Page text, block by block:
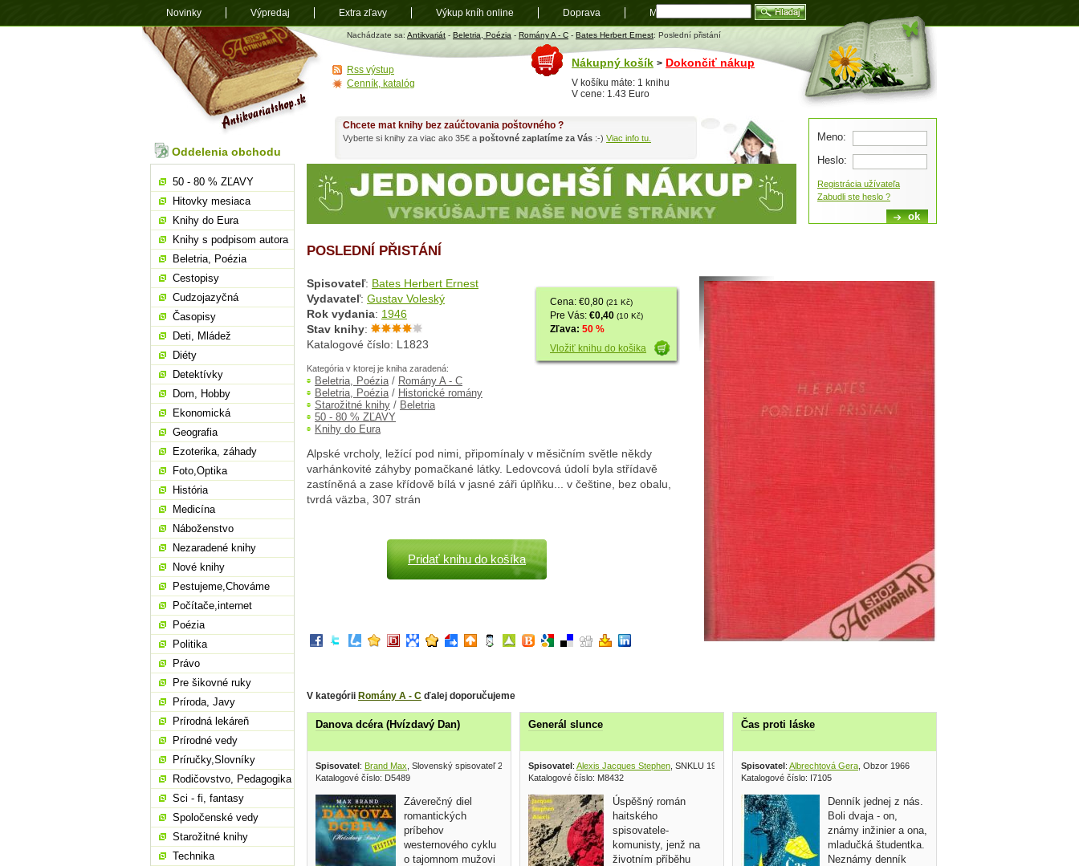
Antikvariát
shop.sk
Nachádzate sa: Antikvariát - Beletria, Poézia - Romány A - C - Bates Herbert Ernest: Poslední přistání
POSLEDNÍ PŘISTÁNÍ
Cena: €0,80 (21 Kč)
Pre Vás: €0,40 (10 Kč)
Zľava: 50 %
Vložiť knihu do košika
Spisovateľ: Bates Herbert Ernest
Vydavateľ: Gustav Voleský
Rok vydania: 1946
Stav knihy:
Katalogové číslo: L1823
Kategória v ktorej je kniha zaradená:
Beletria, Poézia/ Romány A - C
Beletria, Poézia/ Historické romány
Starožitné knihy / Beletria
50 - 80 % ZĽAVY
Knihy do Eura
Alpské vrcholy, ležící pod nimi, připomínaly v měsičním světle někdy
varhánkovité záhyby pomačkané látky. Ledovcová údolí byla střídavě
zastíněná a zase křídově bílá v jasné záři úplňku... v češtine, bez obalu,
tvrdá väzba, 307 strán
Pridať knihu do košíka
V kategórii Romány A - C ďalej doporučujeme
Danova dcéra (Hvízdavý Dan)
Spisovatel: Brand Max , Slovenský spisovateľ 2000
Katalogové číslo: D5489
Záverečný diel
romantických
príbehov
westernového cyklu
o tajomnom mužovi
Generál slunce
Spisovatel: Alexis Jacques Stephen , SNKLU 1963
Katalogové číslo: M8432
Úspěšný román
haitského
spisovatele-
komunisty, jenž na
životním příběhu
Čas proti láske
Spisovatel: Albrechtová Gera , Obzor 1966
Katalogové číslo: I7105
Denník jednej z nás.
Boli dvaja - on,
známy inžinier a ona,
mladučká študentka.
Neznámy denník
Chcete mat knihy bez zaúčtovania poštovného ?
Vyberte si knihy za viac ako 35€ a poštovné zaplatíme za Vás :-) Viac info tu.
Oddelenia obchodu
50 - 80 % ZĽAVY
Hitovky mesiaca
Knihy do Eura
Knihy s podpisom autora
Beletria, Poézia
Cestopisy
Cudzojazyčná
Časopisy
Deti, Mládež
Diéty
Detektívky
Dom, Hobby
Ekonomická
Geografia
Ezoterika, záhady
Foto,Optika
História
Medicína
Náboženstvo
Nezaradené knihy
Nové knihy
Pestujeme,Chováme
Počítače,internet
Poézia
Politika
Právo
Pre šikovné ruky
Príroda, Javy
Prírodná lekáreň
Prírodné vedy
Príručky,Slovníky
Rodičovstvo, Pedagogika
Sci - fi, fantasy
Spoločenské vedy
Starožitné knihy
Technika
Meno:
Heslo:
Registrácia užívateľa
Zabudli ste heslo ?
Nákupný košík > Dokončiť nákup
V košíku máte: 1 knihu
V cene: 1.43 Euro
Rss výstup
Cenník, katalóg
Novinky Výpredaj Extra zľavy Výkup kníh online Doprava Mapa